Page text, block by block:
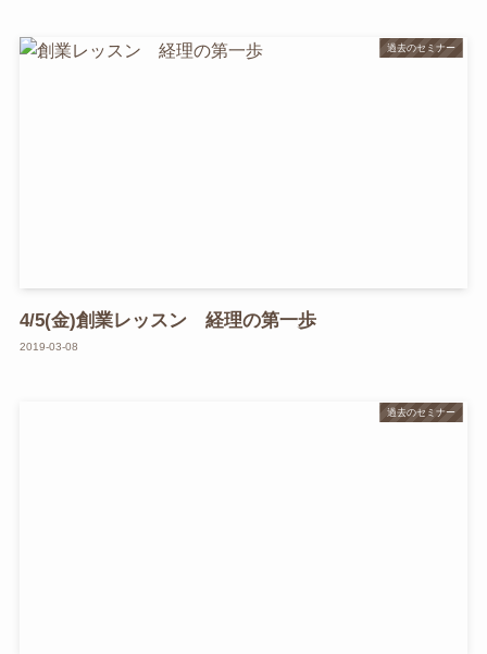
過去のセミナー
4/5(金)創業レッスン 経理の第一歩
2019-03-08
過去のセミナー